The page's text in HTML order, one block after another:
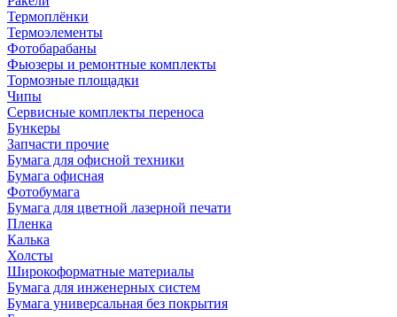
Термоплёнки
Термоэлементы
Фотобарабаны
Фьюзеры и ремонтные комплекты
Тормозные площадки
Чипы
Сервисные комплекты переноса
Бункеры
Запчасти прочие
Бумага для офисной техники
Бумага офисная
Фотобумага
Бумага для цветной лазерной печати
Пленка
Калька
Холсты
Широкоформатные материалы
Бумага для инженерных систем
Бумага универсальная без покрытия